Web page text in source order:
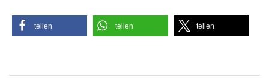
teilen teilen teilen